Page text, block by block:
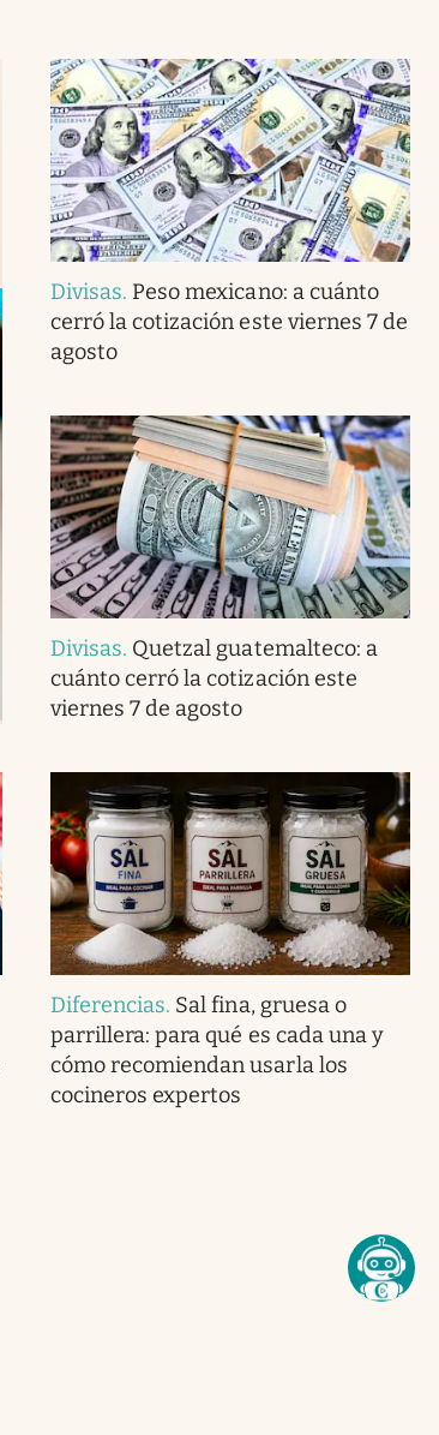
Divisas. Peso mexicano: a cuánto
cerró la cotización este viernes 7 de
agosto
Divisas. Quetzal guatemalteco: a
cuánto cerró la cotización este
viernes 7 de agosto
Diferencias. Sal fina, gruesa o
parrillera: para qué es cada una y
cómo recomiendan usarla los
cocineros expertos